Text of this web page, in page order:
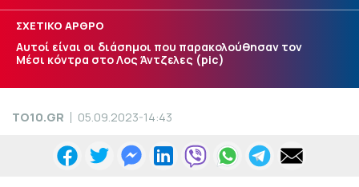
ΣΧΕΤΙΚΟ ΑΡΘΡΟ
Αυτοί είναι οι διάσημοι που παρακολούθησαν τον
Μέσι κόντρα στο Λος Άντζελες (pic)
TO10.GR 05.09.2023-14:43